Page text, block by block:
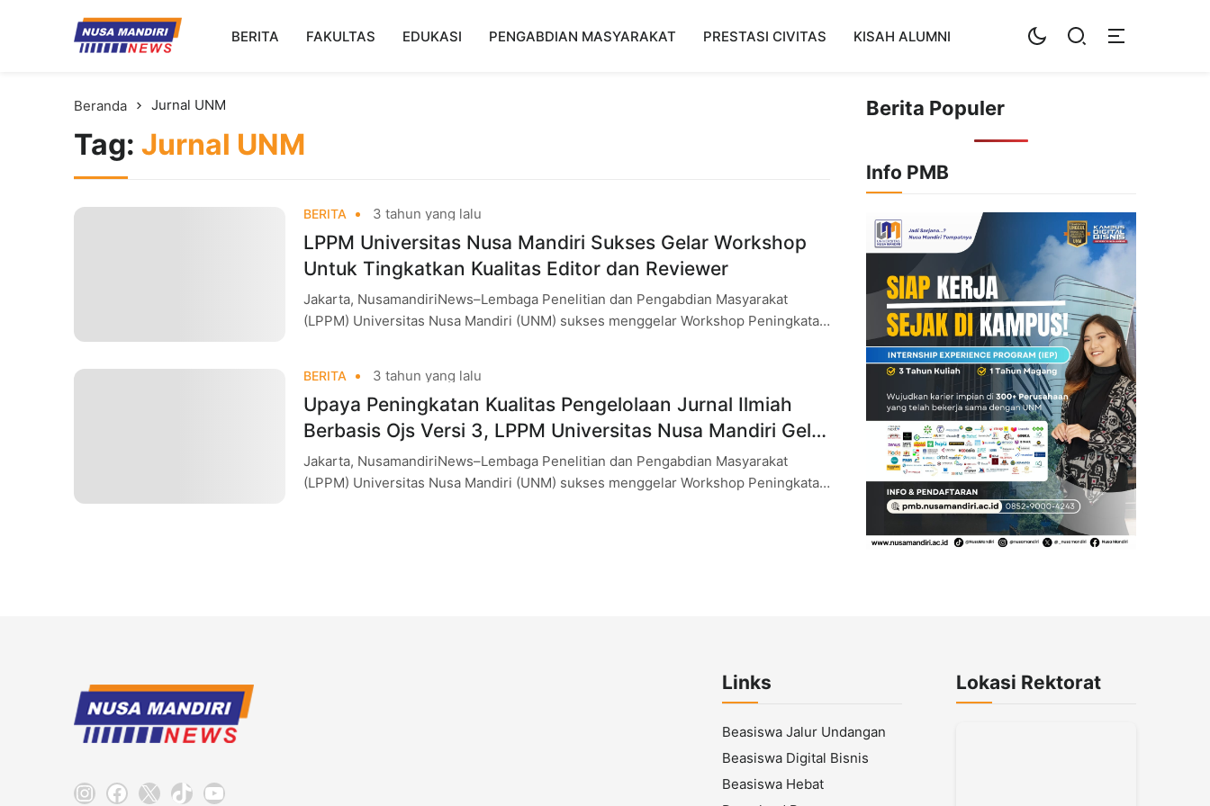
Kampus Digital Bisnis
Universitas Nusa Mandiri
BERITA FAKULTAS EDUKASI PENGABDIAN MASYARAKAT PRESTASI CIVITAS KISAH ALUMNI
Beranda Jurnal UNM
Tag: Jurnal UNM
BERITA 3 tahun yang lalu
LPPM Universitas Nusa Mandiri Sukses Gelar Workshop
Untuk Tingkatkan Kualitas Editor dan Reviewer
Jakarta, NusamandiriNews–Lembaga Penelitian dan Pengabdian Masyarakat
(LPPM) Universitas Nusa Mandiri (UNM) sukses menggelar Workshop Peningkatan
BERITA 3 tahun yang lalu
Upaya Peningkatan Kualitas Pengelolaan Jurnal Ilmiah
Berbasis Ojs Versi 3, LPPM Universitas Nusa Mandiri Gelar
Workhsop
Jakarta, NusamandiriNews–Lembaga Penelitian dan Pengabdian Masyarakat
(LPPM) Universitas Nusa Mandiri (UNM) sukses menggelar Workshop Peningkatan
Berita Populer
Info PMB
Instagram
Facebook
X TikTokYouTube
Links
Beasiswa Jalur Undangan
Beasiswa Digital Bisnis
Beasiswa Hebat
Lokasi Rektorat